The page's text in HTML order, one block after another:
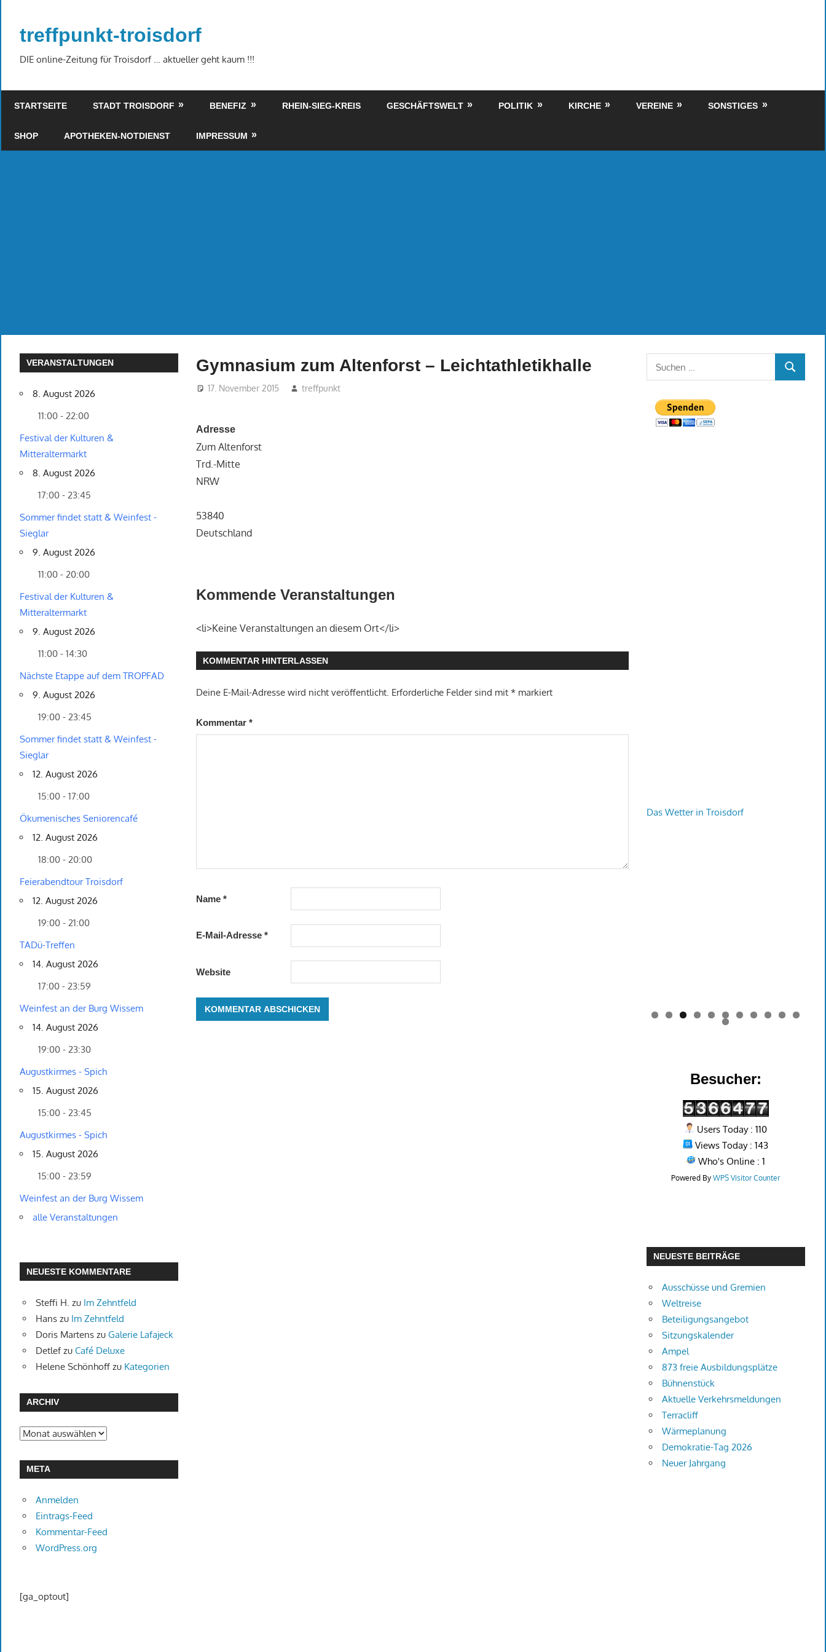
springen
treffpunkt-troisdorf
DIE online-Zeitung für Troisdorf … aktueller geht kaum !!!
STARTSEITE STADT TROISDORF BENEFIZ RHEIN-SIEG-KREIS GESCHÄFTSWELT POLITIK KIRCHE VEREINE SONSTIGES
SHOP APOTHEKEN-NOTDIENST IMPRESSUM
Gymnasium zum Altenforst – Leichtathletikhalle
17. November 2015 treffpunkt
Adresse
Zum Altenforst
Trd.-Mitte
NRW
53840
Deutschland
Kommende Veranstaltungen
<li>Keine Veranstaltungen an diesem Ort</li>
KOMMENTAR HINTERLASSEN
Deine E-Mail-Adresse wird nicht veröffentlicht. Erforderliche Felder sind mit* markiert
Kommentar*
Name*
E-Mail-Adresse*
Website
VERANSTALTUNGEN
8. August 2026
11:00 - 22:00
Festival der Kulturen &
Mitteraltermarkt
8. August 2026
17:00 - 23:45
Sommer findet statt & Weinfest -
Sieglar
9. August 2026
11:00 - 20:00
Festival der Kulturen &
Mitteraltermarkt
9. August 2026
11:00 - 14:30
Nächste Etappe auf dem TROPFAD
9. August 2026
19:00 - 23:45
Sommer findet statt & Weinfest -
Sieglar
12. August 2026
15:00 - 17:00
Ökumenisches Seniorencafé
12. August 2026
18:00 - 20:00
Feierabendtour Troisdorf
12. August 2026
19:00 - 21:00
TADü-Treffen
14. August 2026
17:00 - 23:59
Weinfest an der Burg Wissem
14. August 2026
19:00 - 23:30
Augustkirmes - Spich
15. August 2026
15:00 - 23:45
Augustkirmes - Spich
15. August 2026
15:00 - 23:59
Weinfest an der Burg Wissem
alle Veranstaltungen
NEUESTE KOMMENTARE
Steffi H. zu Im Zehntfeld
Hanszu Im Zehntfeld
Doris Martenszu Galerie Lafajeck
Detlefzu Café Deluxe
Helene Schönhoffzu Kategorien
ARCHIV
Archiv
META
Anmelden
Eintrags-Feed
Kommentar-Feed
WordPress.org
[ga_optout]
SUCHEN
Das Wetter in Troisdorf
0 1
2
Besucher:
Users Today : 110
Views Today : 143
Who's Online : 1
Powered ByWPS Visitor Counter
NEUESTE BEITRÄGE
Ausschüsse und Gremien
Weltreise
Beteiligungsangebot
Sitzungskalender
Ampel
873 freie Ausbildungsplätze
Bühnenstück
Aktuelle Verkehrsmeldungen
Terracliff
Wärmeplanung
Demokratie-Tag 2026
Neuer Jahrgang